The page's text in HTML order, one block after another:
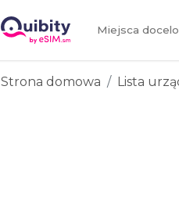
Miejsca
Strona domowa Lista